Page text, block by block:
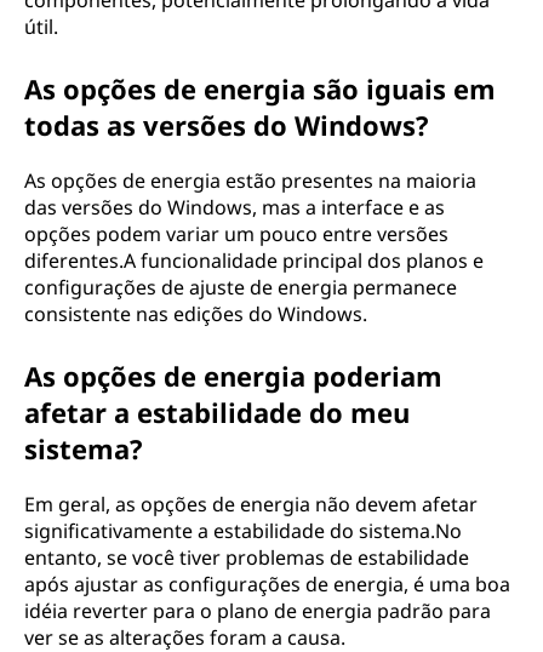
útil.
As opções de energia são iguais em
todas as versões do Windows?
As opções de energia estão presentes na maioria
das versões do Windows, mas a interface e as
opções podem variar um pouco entre versões
diferentes.A funcionalidade principal dos planos e
configurações de ajuste de energia permanece
consistente nas edições do Windows.
As opções de energia poderiam
afetar a estabilidade do meu
sistema?
Em geral, as opções de energia não devem afetar
significativamente a estabilidade do sistema.No
entanto, se você tiver problemas de estabilidade
após ajustar as configurações de energia, é uma boa
idéia reverter para o plano de energia padrão para
ver se as alterações foram a causa.